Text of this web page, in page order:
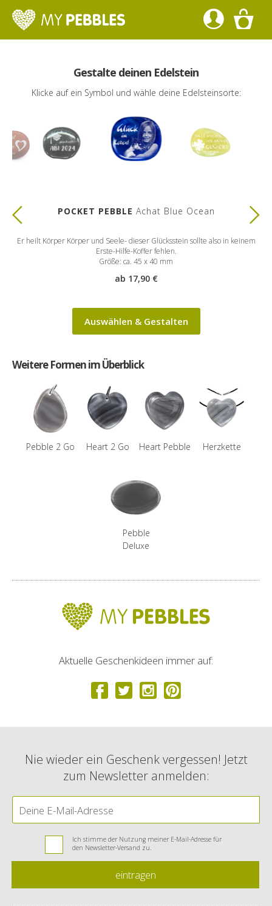
Gestalte deinen Edelstein
Klicke auf ein Symbol und wähle deine Edelsteinsorte:
POCKET PEBBLE Achat Blue Ocean
Er heilt Körper Körper und Seele- dieser Glücksstein sollte also in keinem
Erste-Hilfe-Koffer fehlen.
Größe: ca. 45 x 40 mm
ab 17,90 €
Auswählen & Gestalten
Weitere Formen im Überblick
Pebble 2 Go Heart 2 Go Heart Pebble Herzkette
Pebble
Deluxe
Aktuelle Geschenkideen immer auf:
Nie wieder ein Geschenk vergessen! Jetzt
zum Newsletter anmelden:
Ich stimme der Nutzung meiner E-Mail-Adresse für
den Newsletter-Versand zu.
eintragen